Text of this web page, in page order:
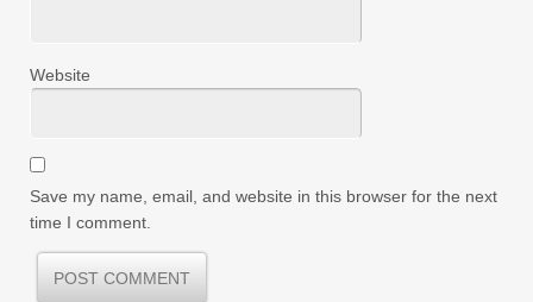
Website
Save my name, email, and website in this browser for the next
time I comment.